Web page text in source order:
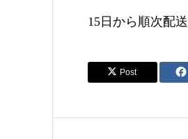
15日から順次配送
Post